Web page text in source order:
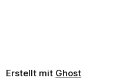
Erstellt mit Ghost